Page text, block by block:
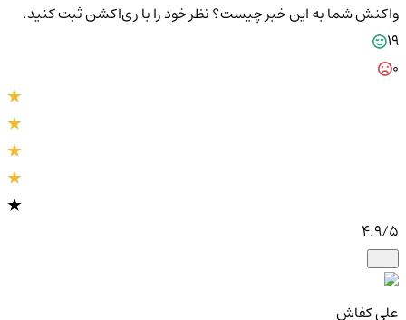
واکنش شما به این خبر چیست؟نظر خود را با ری‌اکشن ثبت کنید.
19
4.9/5
علی کفاش